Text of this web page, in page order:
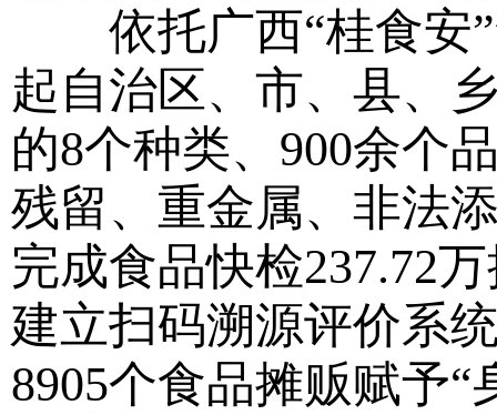
依托广西“桂食安”
起自治区、市、县、
的8个种类、900余个
残留、重金属、非法
完成食品快检237.72
建立扫码溯源评价系
8905个食品摊贩赋予